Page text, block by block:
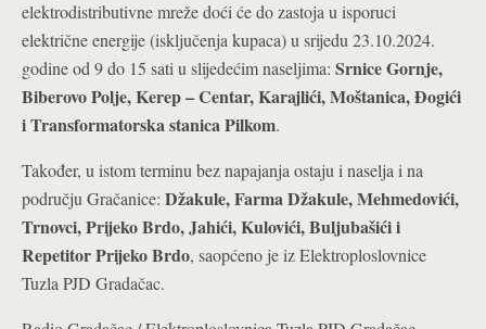
elektrodistributivne mreže doći će do zastoja u isporuci
električne energije (isključenja kupaca) u srijedu 23.10.2024.
godine od 9 do 15 sati u slijedećim naseljima: Srnice Gornje,
Biberovo Polje, Kerep – Centar, Karajlići, Moštanica, Đogići
i Transformatorska stanica Pilkom.
Također, u istom terminu bez napajanja ostaju i naselja i na
području Gračanice: Džakule, Farma Džakule, Mehmedovići,
Trnovci, Prijeko Brdo, Jahići, Kulovići, Buljubašići i
Repetitor Prijeko Brdo, saopćeno je iz Elektroploslovnice
Tuzla PJD Gradačac.